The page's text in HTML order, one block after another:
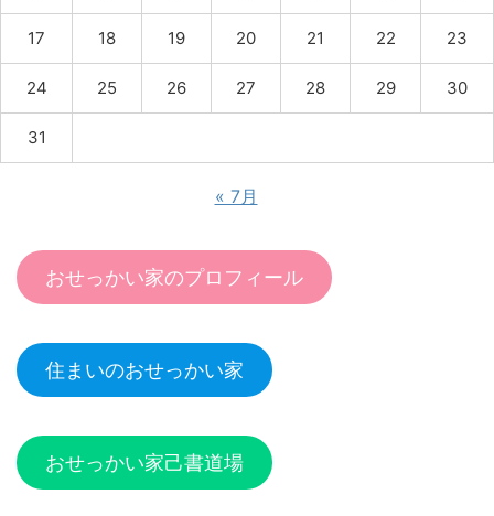
17 18 19 20 21 22 23
24 25 26 27 28 29 30
31
« 7月
おせっかい家のプロフィール
住まいのおせっかい家
おせっかい家己書道場